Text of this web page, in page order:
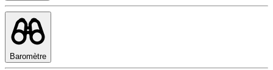
Baromètre